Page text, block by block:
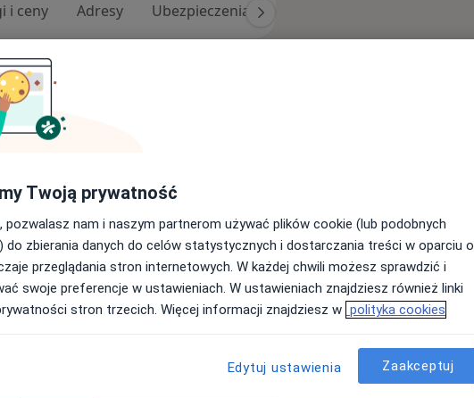
i ceny Adresy Ubezpieczenia
Medycznego.
Ginekologii Onkologicznej
Operacyjnej i Onkologii
Uniwersytetu Medycznego
położnictwa i ginekologii. W
zajęcia dydaktyczne ze
lekarskiego.
i Położników. Z
oraz warsztatach
Szpitalu Rejonowym w
Twoją prywatność
pozwalasz nam i naszym partnerom używać plików cookie (lub podobnych
do zbierania danych do celów statystycznych i dostarczania treści w oparciu o
przeglądania stron internetowych. W każdej chwili możesz sprawdzić i
swoje preferencje w ustawieniach. W ustawieniach znajdziesz również linki
stron trzecich. Więcej informacji znajdziesz w polityka cookies
Edytuj ustawienia Zaakceptuj